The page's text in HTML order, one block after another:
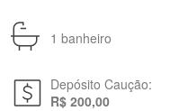
1 banheiro
Depósito Caução:
R$ 200,00